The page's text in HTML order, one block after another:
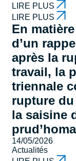
LIRE PLUS
LIRE PLUS
En
d’un
après la
travail, la
triennale
rupture
la saisine
14/05/2026
Actualités